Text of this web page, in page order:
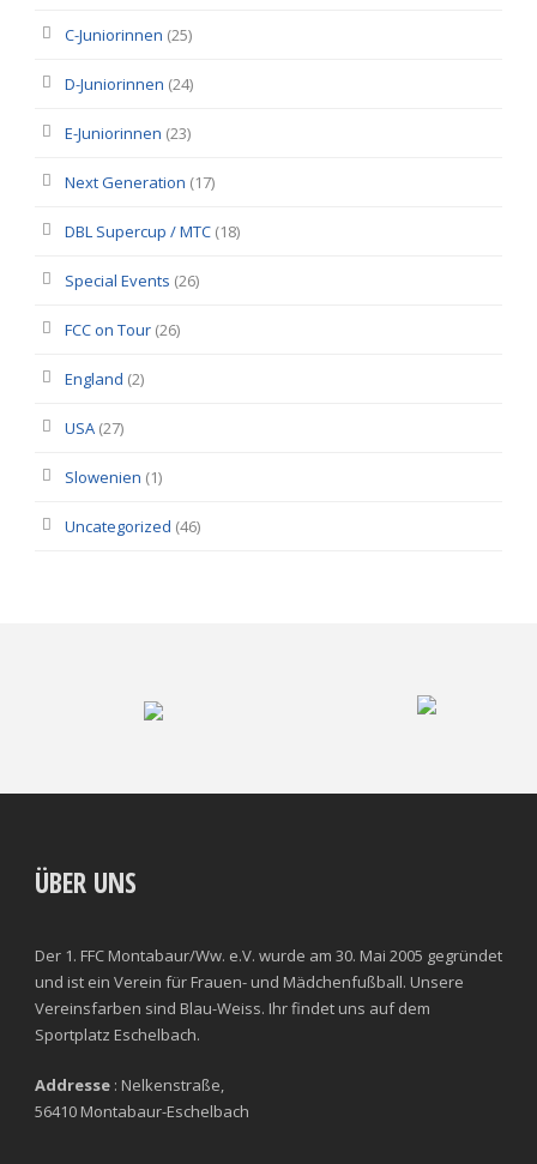
C-Juniorinnen (25)
D-Juniorinnen (24)
E-Juniorinnen (23)
Next Generation (17)
DBL Supercup / MTC (18)
Special Events (26)
FCC on Tour (26)
England (2)
USA (27)
Slowenien (1)
Uncategorized (46)
ÜBER UNS
Der 1. FFC Montabaur/Ww. e.V. wurde am 30. Mai 2005 gegründet
und ist ein Verein für Frauen- und Mädchenfußball. Unsere
Vereinsfarben sind Blau-Weiss. Ihr findet uns auf dem
Sportplatz Eschelbach.
Addresse : Nelkenstraße,
56410 Montabaur-Eschelbach